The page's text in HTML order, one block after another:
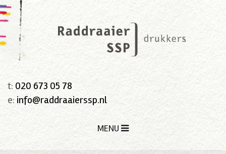
t: 020 673 05 78
e: info@raddraaierssp.nl
MENU